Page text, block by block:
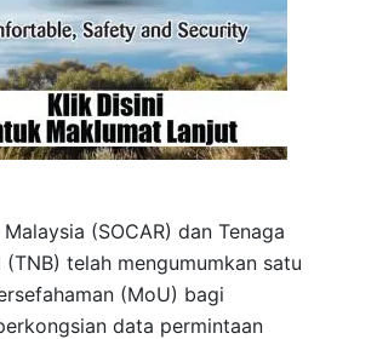
(SOCAR) dan Tenaga
(TNB) telah mengumumkan satu
(MoU) bagi
data permintaan